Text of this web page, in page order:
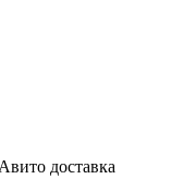
доставка